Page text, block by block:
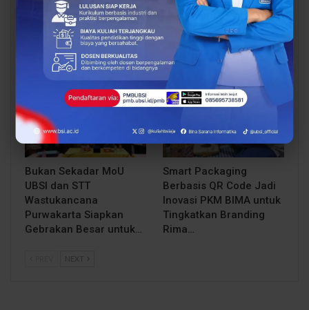
Dimulai, 228 Mahasiswa
Siap Mengabdi di 38
Kampus, UBSI Kampus
Tasikmalaya dan UNIRU
Condong Sepakati
Kerja…
Bukan Sekadar MoU
UBSI dan STT
Wastukancana
Purwakarta Siapkan
Gebrakan Besar untuk…
BERITA
Smart Packaging
Berbasis QR Code Jadi
Inovasi PKM BIMA untuk
Tingkatkan Branding
Rima…
NEXT